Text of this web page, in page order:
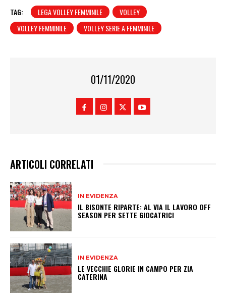
TAG: LEGA VOLLEY FEMMINILE
VOLLEY
VOLLEY FEMMINILE
VOLLEY SERIE A FEMMINILE
01/11/2020
ARTICOLI CORRELATI
IN EVIDENZA
IL BISONTE RIPARTE: AL VIA IL LAVORO OFF
SEASON PER SETTE GIOCATRICI
IN EVIDENZA
LE VECCHIE GLORIE IN CAMPO PER ZIA
CATERINA